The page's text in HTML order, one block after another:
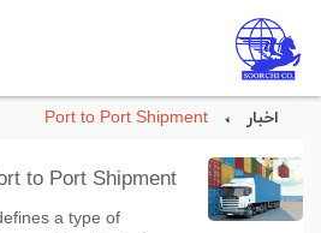
اخبار Port to Port Shipment
to Port Shipment
a type of